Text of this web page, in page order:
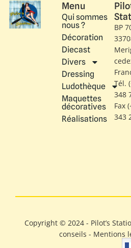
Menu
Qui sommes
nous ?
Décoration
Diecast
Divers
Dressing
Ludothèque
Maquettes
décoratives
Réalisations
BP
Tél.
348
Fax
343
Copyright © 2024 - Pilot’s
conseils - Mentions